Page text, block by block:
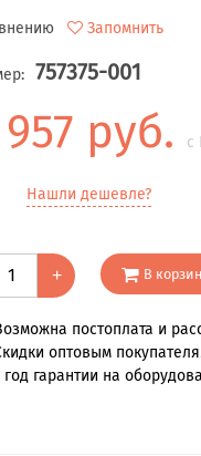
Запомнить
757375-001
руб. с
Нашли дешевле?
+ В
постоплата и
оптовым
год гарантии на